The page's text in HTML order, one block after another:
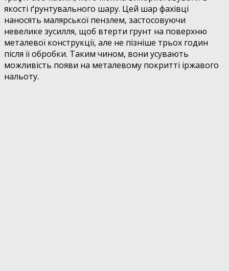
якості ґрунтувального шару. Цей шар фахівці
наносять малярської пензлем, застосовуючи
невелике зусилля, щоб втерти грунт на поверхню
металевої конструкції, але не пізніше трьох годин
після її обробки. Таким чином, вони усувають
можливість появи на металевому покритті іржавого
нальоту.